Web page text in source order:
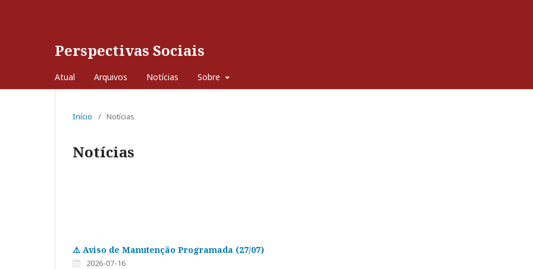
Perspectivas Sociais
Atual Arquivos Notícias Sobre
Início / Notícias
Notícias
⚠️ Aviso de Manutenção Programada (27/07)
2026-07-16